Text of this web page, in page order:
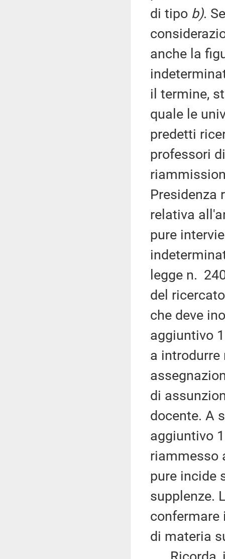
di tipo b).
anche la
il termine,
quale le
predetti
professori
Presidenza
relativa
pure
legge n.
del
che deve
aggiuntivo
a introdurre
di
docente. A
aggiuntivo
riammesso
pure incide
supplenze.
di materia